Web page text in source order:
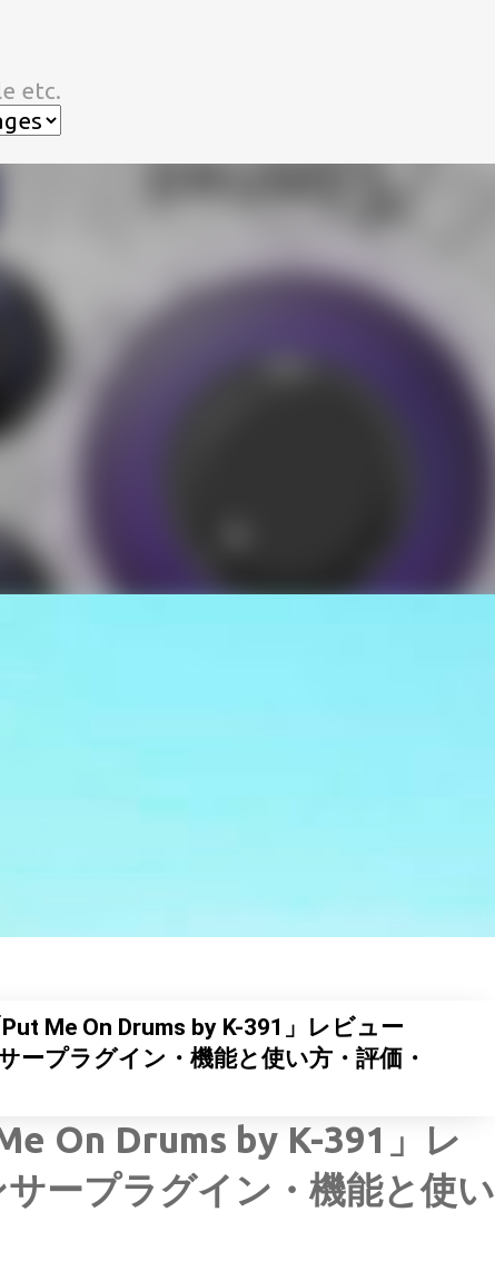
etc.
Me On Drums by K-391」レビュー
ープラグイン・機能と使い方・評価・
On Drums by K-391」レ
ープラグイン・機能と使い